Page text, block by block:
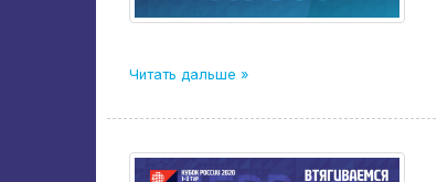
Читать дальше »